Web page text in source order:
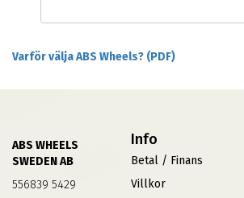
Varför välja ABS Wheels? (PDF)
ABS WHEELS
SWEDEN AB
556839 5429
Info
Betal / Finans
Villkor